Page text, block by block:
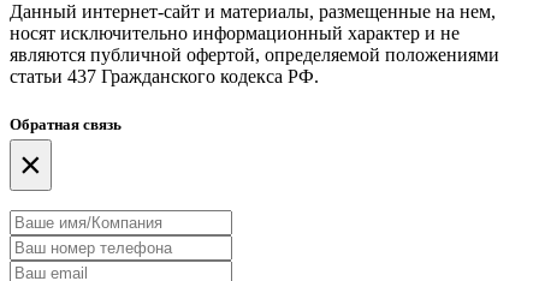
Данный интернет-сайт и материалы, размещенные на нем,
носят исключительно информационный характер и не
являются публичной офертой, определяемой положениями
статьи 437 Гражданского кодекса РФ.
Обратная связь
×